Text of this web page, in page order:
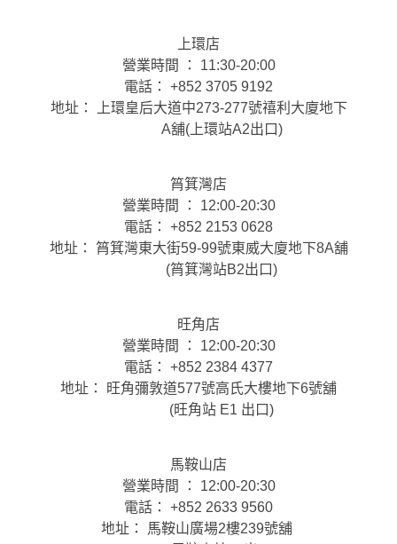
上環店
營業時間 ： 11:30-20:00
電話： +852 3705 9192
地址： 上環皇后大道中273-277號禧利大廈地下
A舖(上環站A2出口)
筲箕灣店
營業時間 ： 12:00-20:30
電話： +852 2153 0628
地址： 筲箕灣東大街59-99號東威大廈地下8A舖
(筲箕灣站B2出口)
旺角店
營業時間 ： 12:00-20:30
電話： +852 2384 4377
地址： 旺角彌敦道577號高氏大樓地下6號舖
(旺角站 E1 出口)
馬鞍山店
營業時間 ： 12:00-20:30
電話： +852 2633 9560
地址： 馬鞍山廣場2樓239號舖